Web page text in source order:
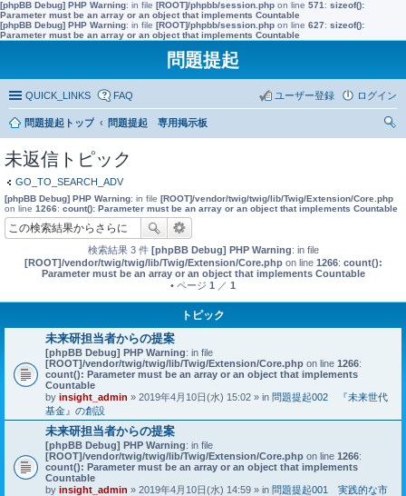
[phpBB Debug] PHP Warning: in file [ROOT]/phpbb/session.php on line 571 : sizeof():
Parameter must be an array or an object that implements Countable
[phpBB Debug] PHP Warning: in file [ROOT]/phpbb/session.php on line 627: sizeof():
Parameter must be an array or an object that implements Countable
問題提起
QUICK_LINKS FAQ ログイン
ユーザー登録
問題提起トップ
問題提起 専用掲示板
未返信トピック
GO_TO_SEARCH_ADV
[phpBB Debug] PHP Warning: in file [ROOT]/vendor/twig/twig/lib/Twig/Extension/Core.php
on line 1266: count(): Parameter must be an array or an object that implements Countable
検索結果 3 件 [phpBB Debug] PHP Warning: in file
[ROOT]/vendor/twig/twig/lib/Twig/Extension/Core.phpon line 1266: count():
Parameter must be an array or an object that implements Countable
• ページ 1 ／ 1
トピック
未来研担当者からの提案
[phpBB Debug] PHP Warning: in file
[ROOT]/vendor/twig/twig/lib/Twig/Extension/Core.php on line 1266:
count(): Parameter must be an array or an object that implements
Countable
by insight_admin » 2019年4月10日(水) 15:02 » in 問題提起002 『未来世代
基金』の創設
未来研担当者からの提案
[phpBB Debug] PHP Warning: in file
[ROOT]/vendor/twig/twig/lib/Twig/Extension/Core.php on line 1266:
count(): Parameter must be an array or an object that implements
Countable
by insight_admin » 2019年4月10日(水) 14:59 » in 問題提起001 実践的な市